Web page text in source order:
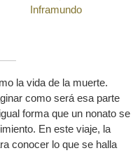
la vida de la muerte.
como será esa parte
forma que un nonato se
En este viaje, la
conocer lo que se halla